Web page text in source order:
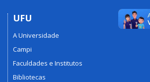
UFU
A Universidade
Campi
Faculdades e Institutos
Bibliotecas